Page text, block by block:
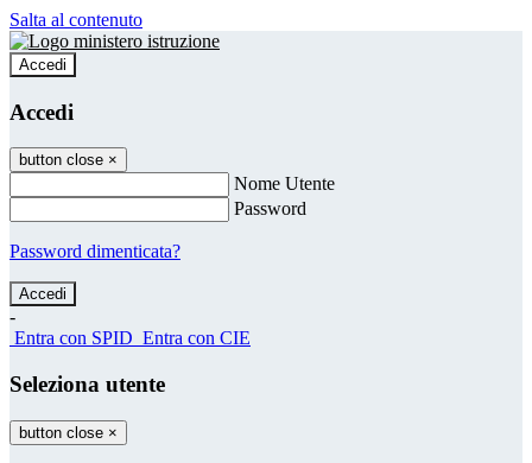
Salta al contenuto
Accedi
Accedi
button close ×
Nome Utente
Password
Password dimenticata?
-
Entra con SPID Entra con CIE
Seleziona utente
button close ×